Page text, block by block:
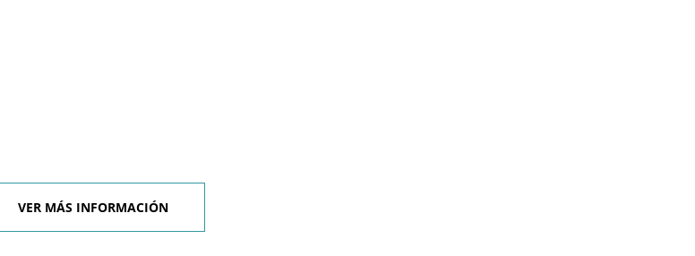
VER MÁS INFORMACIÓN